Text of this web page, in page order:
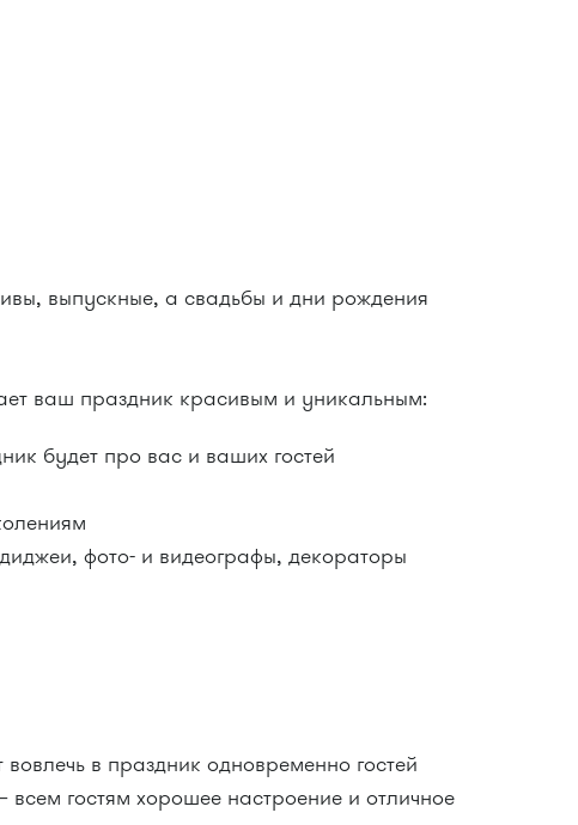
выпускные, а свадьбы и дни рождения
ваш праздник красивым и уникальным:
будет про вас и ваших гостей
фото- и видеографы, декораторы
в праздник одновременно гостей
гостям хорошее настроение и отличное